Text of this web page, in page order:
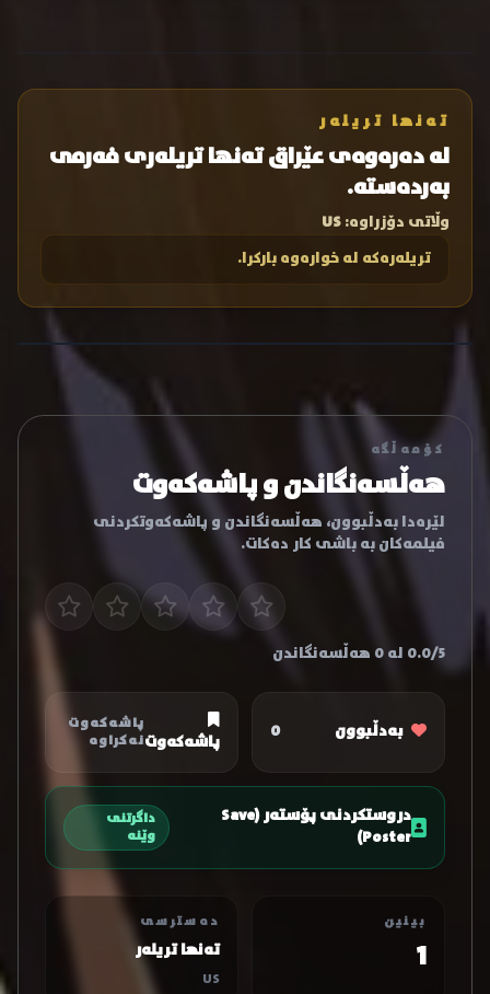
تەنها تریلەر
لە دەرەوەی عێراق تەنها تریلەری فەرمی
بەردەستە.
وڵاتی دۆزراوە:US
تریلەرەکە لە خوارەوە بارکرا.
کۆمەڵگە
هەڵسەنگاندن و پاشەکەوت
لێرەدا بەدڵبوون، هەڵسەنگاندن و پاشەکەوتکردنی
فیلمەکان بە باشی کار دەکات.
0.0/5 لە 0 هەڵسەنگاندن
بەدڵبوون 0 پاشەکەوت
پاشەکەوت
نەکراوە
دروستکردنی پۆستەر (Save
Poster)
داگرتنی
وێنە
بینین
1
دەسترسی
تەنها تریلەر
US